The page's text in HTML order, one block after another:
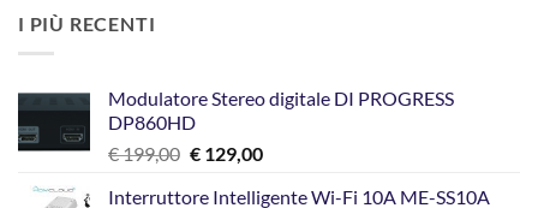
I PIÙ RECENTI
Modulatore Stereo digitale DI PROGRESS
DP860HD
€199,00 Il
originale
€129,00Il
attuale
Interruttore Intelligente Wi-Fi 10A ME-SS10A